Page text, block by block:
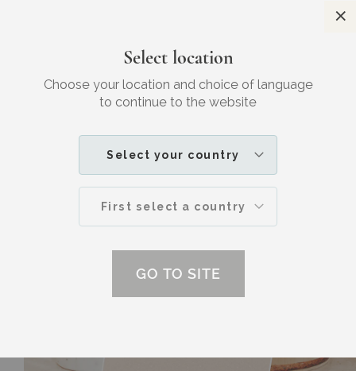
Treat your feet! Voetenbadjes waar ook
je hoofd van ontspant
Select location
Choose your location and choice of language
to continue to the website
Select your country
First select a country
GO TO SITE